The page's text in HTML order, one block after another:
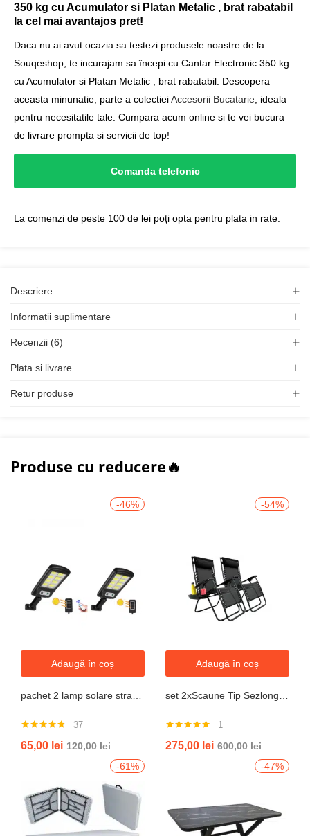
350 kg cu Acumulator si Platan Metalic , brat rabatabil
la cel mai avantajos pret!
Daca nu ai avut ocazia sa testezi produsele noastre de la
Souqeshop, te incurajam sa începi cu Cantar Electronic 350 kg
cu Acumulator si Platan Metalic , brat rabatabil. Descopera
aceasta minunatie, parte a colectieiAccesorii Bucatarie , ideala
pentru necesitatile tale. Cumpara acum online si te vei bucura
de livrare prompta si servicii de top!
Comanda telefonic
La comenzi de peste 100 de lei poți opta pentru plata in rate.
Descriere
Informații suplimentare
Recenzii (6)
Plata si livrare
Retur produse
Produse cu reducere🔥
-46%
Adaugă în coș
4.76din 5
37
65,00 lei 120,00lei
-54%
Adaugă în coș
5.00din 5
1
275,00 lei 600,00lei
-61%
-47%